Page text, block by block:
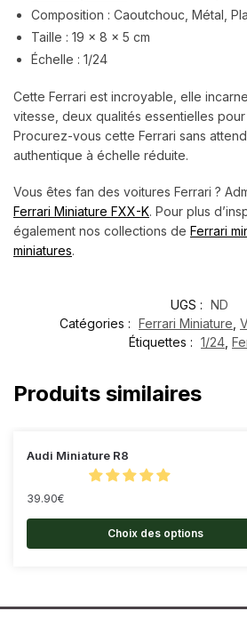
Composition : Caoutchouc, Métal,
Taille : 19 x 8 x 5 cm
Échelle : 1/24
Cette Ferrari est incroyable, elle
vitesse, deux qualités essentielles
Procurez-vous cette Ferrari sans
authentique à échelle réduite.
Vous êtes fan des voitures Ferrari ?
Ferrari Miniature FXX-K. Pour plus
également nos collections de Ferrari
miniatures.
UGS :
ND
Catégories :
Ferrari Miniature,
Étiquettes : 1/24,
Produits similaires
Audi Miniature R8
39.90€
Choix des options